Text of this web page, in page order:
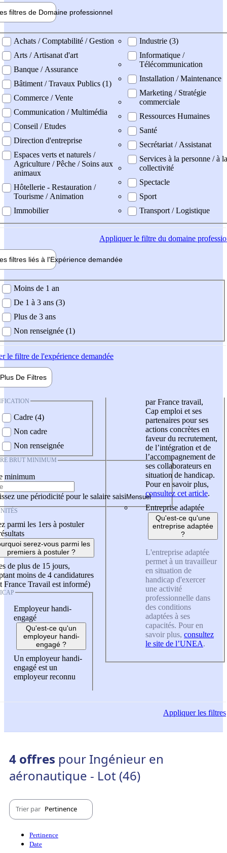
filtres de Domaine professionnel
professionel
Achats / Comptabilité / Gestion
Arts / Artisanat d'art
Banque / Assurance
Bâtiment / Travaux Publics (1)
Commerce / Vente
Communication / Multimédia
Conseil / Etudes
Direction d'entreprise
Espaces verts et naturels /
Agriculture / Pêche / Soins aux
animaux
Hôtellerie - Restauration /
Tourisme / Animation
Immobilier
Industrie (3)
Informatique /
Télécommunication
Installation / Maintenance
Marketing / Stratégie
commerciale
Ressources Humaines
Santé
Secrétariat / Assistanat
Services à la personne / à la
collectivité
Spectacle
Sport
Transport / Logistique
Appliquerle filtre du domaine
filtres liés à l'Expérience demandée
demandée
Moins de 1 an
De 1 à 3 ans (3)
Plus de 3 ans
Non renseignée (1)
le filtre de l'expérience demandée
Plus De Filtres
Cadre (4)
Non cadre
Non renseignée
BRUT MINIMUM
minimum
une périodicité pour le salaire saisi
parmi les 1ers à postuler
serez-vous parmi les
premiers à postuler ?
de plus de 15 jours,
moins de 4 candidatures
France Travail est informé)
Employeur handi-
engagé
Qu'est-ce qu'un
employeur handi-
engagé ?
Un employeur handi-
engagé est un
employeur reconnu
par France travail,
Cap emploi et ses
partenaires pour ses
actions concrètes en
faveur du recrutement,
de l’intégration et de
l’accompagnement de
ses collaborateurs en
situation de handicap.
Pour en savoir plus,
consultez cet article.
Entreprise adaptée
Qu'est-ce qu'une
entreprise adaptée
?
L'entreprise adaptée
permet à un travailleur
en situation de
handicap d'exercer
une activité
professionnelle dans
des conditions
adaptées à ses
capacités. Pour en
savoir plus, consultez
le site de l’UNEA.
Appliquerles filtres
4 offres pour Ingénieur en
aéronautique - Lot (46)
Trier par Pertinence
Pertinence
Date